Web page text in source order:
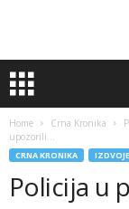
Home Crna Kronika
upozorili...
CRNA KRONIKA
Policija u